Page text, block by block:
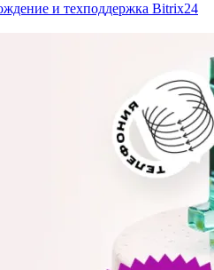
и техподдержка Bitrix24